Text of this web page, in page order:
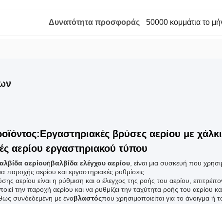
Δυνατότητα προσφοράς 50000 κομμάτια το
βρύσες αερίου με
αερίου εργαστηριακού τύπου
αερίουήβαλβίδα ελέγχου αερίου , είναι μια συσκευή που
αερίου.και εργαστηριακές ρυθμίσεις.
αερίου είναι η ρύθμιση και ο έλεγχος της ροής του αερίου,
την παροχή αερίου και να ρυθμίζει την ταχύτητα ροής του αερίου
συνδεδεμένη με έναβλαστόςπου χρησιμοποιείται για το άνοιγμα ή